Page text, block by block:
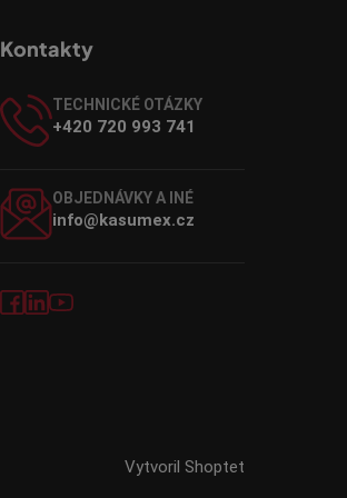
Kontakty
TECHNICKÉ OTÁZKY
+420 720 993 741
OBJEDNÁVKY A INÉ
info@kasumex.cz
Vytvoril Shoptet